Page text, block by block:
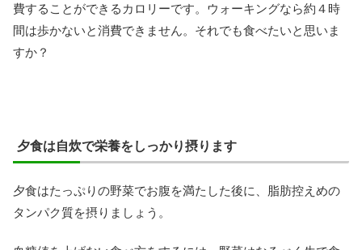
費することができるカロリーです。ウォーキングなら約４時
間は歩かないと消費できません。それでも食べたいと思いま
すか？
夕食は自炊で栄養をしっかり摂ります
夕食はたっぷりの野菜でお腹を満たした後に、脂肪控えめの
タンパク質を摂りましょう。